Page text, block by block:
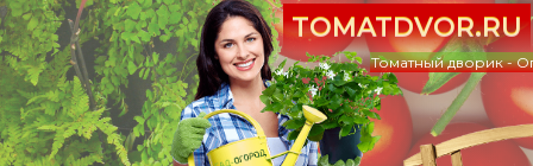
TOMATDVOR.RU
Томатный дворик -